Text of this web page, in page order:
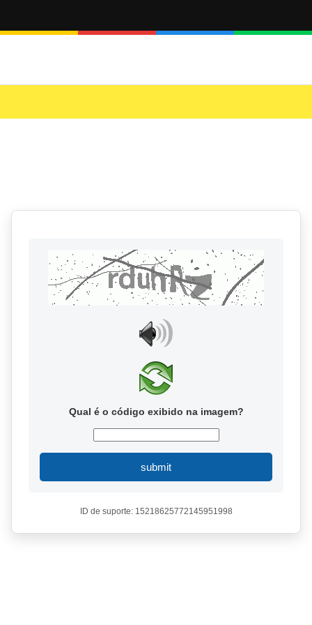
Qual é o código exibido na imagem?
submit
ID de suporte: 15218625772145951998